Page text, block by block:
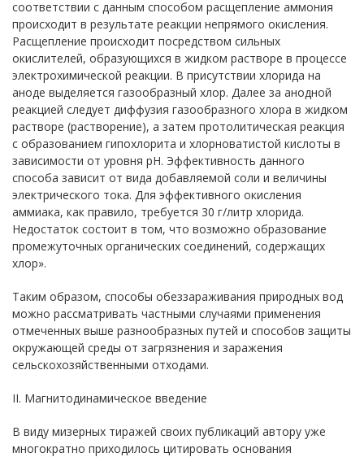
соответствии с данным способом расщепление аммония
происходит в результате реакции непрямого окисления.
Расщепление происходит посредством сильных
окислителей, образующихся в жидком растворе в процессе
электрохимической реакции. В присутствии хлорида на
аноде выделяется газообразный хлор. Далее за анодной
реакцией следует диффузия газообразного хлора в жидком
растворе (растворение), а затем протолитическая реакция
с образованием гипохлорита и хлорноватистой кислоты в
зависимости от уровня рН. Эффективность данного
способа зависит от вида добавляемой соли и величины
электрического тока. Для эффективного окисления
аммиака, как правило, требуется 30 г/литр хлорида.
Недостаток состоит в том, что возможно образование
промежуточных органических соединений, содержащих
хлор».
Таким образом, способы обеззараживания природных вод
можно рассматривать частными случаями применения
отмеченных выше разнообразных путей и способов защиты
окружающей среды от загрязнения и заражения
сельскохозяйственными отходами.
II. Магнитодинамическое введение
В виду мизерных тиражей своих публикаций автору уже
многократно приходилось цитировать основания